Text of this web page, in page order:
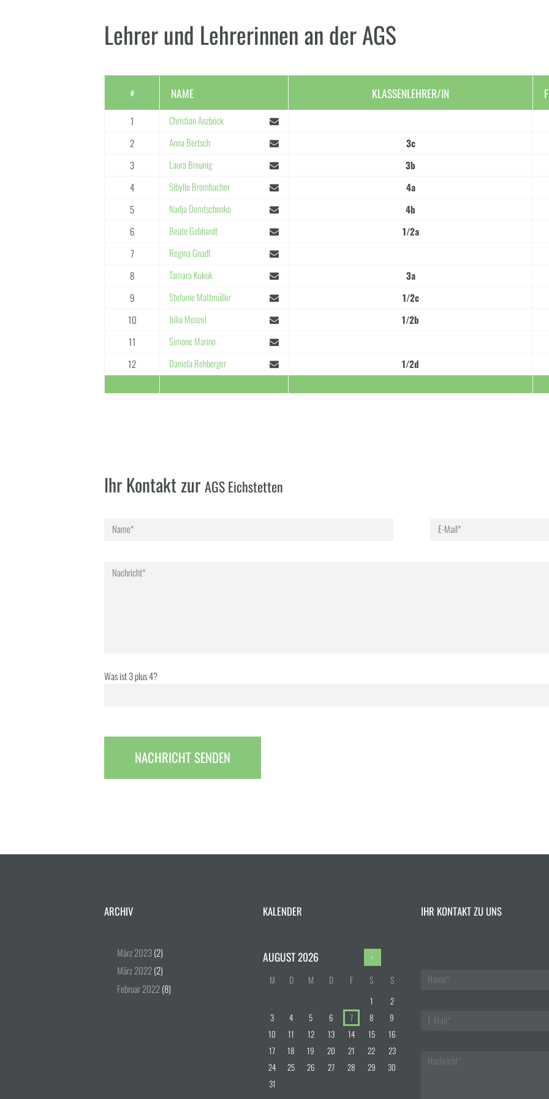
Lehrer und Lehrerinnen an der AGS
# NAME KLASSENLEHRER/IN
1
Christian Anzböck
2
Anna Bertsch
3c
3
Laura Breunig
3b
4
Sibylle Brombacher
4a
5
Nadja Demtschenko
4b
6
Beate Gebhardt
1/2a
7
Regina Gnadt
8
Tamara Kukuk 3a
9
Stefanie Mattmüller 1/2c
10
Julia Menzel
1/2b
11
Simone Marino
12
Daniela Rehberger 1/2d
Ihr Kontakt zur AGS Eichstetten
Was ist 3 plus 4?
ARCHIV
März2023(2)
März2022(2)
Februar2022(8)
KALENDER
AUGUST2026
M D M D F S S
1
2
3
4 5 6 7 8
9
10
11 12 13 14 15
16
17
18 19 20 21 22
23
24
25 26 27 28 29
30
31
IHR KONTAKT ZU UNS